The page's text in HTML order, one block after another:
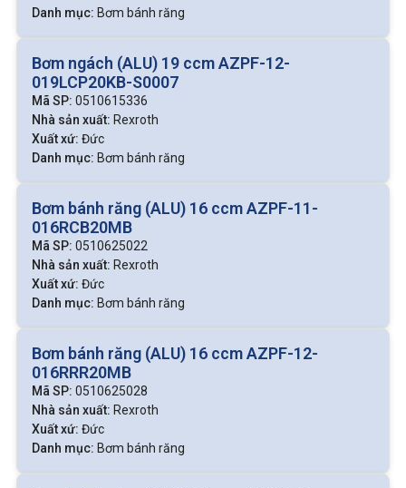
mô-men quay cho bánh răng.
Cửa hút – cửa xả: Dẫn dầu vào và ra khỏi khoang bơm.
Nguyên lý hoạt động của bơm bánh răng
Khi trục bơm quay, bánh răng chủ động kéo bánh răng bị
động quay ngược chiều. Khi các răng tách nhau ra ở phía
cửa hút, thể tích tăng tạo ra vùng chân không hút dầu vào.
Sau đó, dầu được chuyển theo khe răng đến phía cửa xả,
nơi các răng khớp lại với nhau, ép dầu ra ngoài với áp suất
cao.
Quá trình này diễn ra liên tục trong mỗi vòng quay, tạo thành
dòng dầu đều và áp suất ổn định.
Nguyên lý đơn giản, ít chi tiết chuyển động giúp bơm bánh
răng có độ bền cao.
Các loại bơm bánh răng
Bơm bánh răng ăn khớp ngoài (External Gear
Pump)
Danh mục: Bơm bánh răng
Bơm ngách (ALU) 19 ccm AZPF-12-
019LCP20KB-S0007
Mã SP: 0510615336
Nhà sản xuất: Rexroth
Xuất xứ: Đức
Danh mục: Bơm bánh răng
Bơm bánh răng (ALU) 16 ccm AZPF-11-
016RCB20MB
Mã SP: 0510625022
Nhà sản xuất: Rexroth
Xuất xứ: Đức
Danh mục: Bơm bánh răng
Bơm bánh răng (ALU) 16 ccm AZPF-12-
016RRR20MB
Mã SP: 0510625028
Nhà sản xuất: Rexroth
Xuất xứ: Đức
Danh mục: Bơm bánh răng